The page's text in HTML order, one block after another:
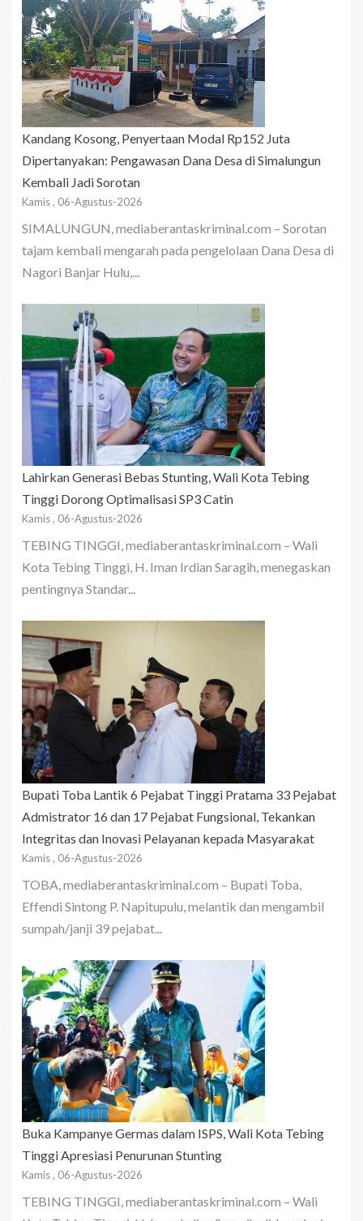
Kandang Kosong, Penyertaan Modal Rp152 Juta
Dipertanyakan: Pengawasan Dana Desa di Simalungun
Kembali Jadi Sorotan
Kamis , 06-Agustus-2026
SIMALUNGUN, mediaberantaskriminal.com – Sorotan
tajam kembali mengarah pada pengelolaan Dana Desa di
Nagori Banjar Hulu,...
Lahirkan Generasi Bebas Stunting, Wali Kota Tebing
Tinggi Dorong Optimalisasi SP3 Catin
Kamis , 06-Agustus-2026
TEBING TINGGI, mediaberantaskriminal.com – Wali
Kota Tebing Tinggi, H. Iman Irdian Saragih, menegaskan
pentingnya Standar...
Bupati Toba Lantik 6 Pejabat Tinggi Pratama 33 Pejabat
Admistrator 16 dan 17 Pejabat Fungsional, Tekankan
Integritas dan Inovasi Pelayanan kepada Masyarakat
Kamis , 06-Agustus-2026
TOBA, mediaberantaskriminal.com – Bupati Toba,
Effendi Sintong P. Napitupulu, melantik dan mengambil
sumpah/janji 39 pejabat...
Buka Kampanye Germas dalam ISPS, Wali Kota Tebing
Tinggi Apresiasi Penurunan Stunting
Kamis , 06-Agustus-2026
TEBING TINGGI, mediaberantaskriminal.com – Wali